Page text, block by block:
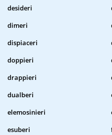
desideri
dimeri
dispiaceri
doppieri
drappieri
dualberi
elemosinieri
esuberi